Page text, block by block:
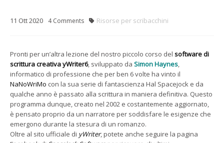
11 Ott2020 4Comments Risorse per scribacchini
Pronti per un’altra lezione del nostro piccolo corso del software di
scrittura creativa yWriter6, sviluppato da Simon Haynes,
informatico di professione che per ben 6 volte ha vinto il
NaNoWriMo con la sua serie di fantascienza Hal Spacejock e da
qualche anno è passato alla scrittura in maniera definitiva. Questo
programma dunque, creato nel 2002 e costantemente aggiornato,
è pensato proprio da un narratore per soddisfare le esigenze che
emergono durante la stesura di un romanzo.
Oltre al sito ufficiale di yWriter, potete anche seguire la pagina